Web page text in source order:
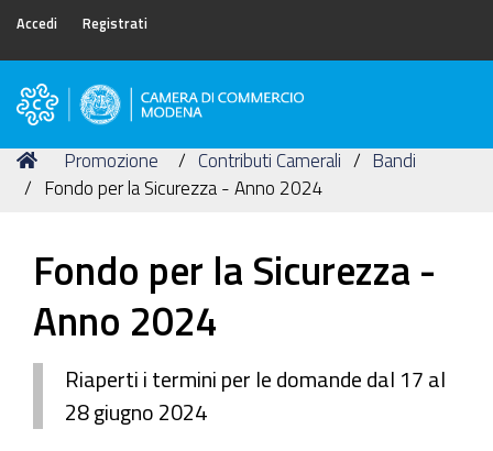
Accedi Registrati
Camera
Commercio
di
Tu
sei
Home
Promozione Contributi Camerali
Bandi
Fondo per la Sicurezza - Anno 2024
Fondo per la Sicurezza -
Anno 2024
Riaperti i termini per le domande dal 17 al
28 giugno 2024